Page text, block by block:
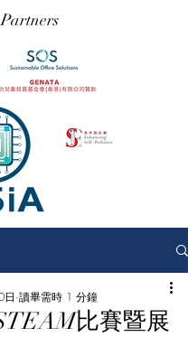
比賽暨展
日 讀畢需時 1 分鐘